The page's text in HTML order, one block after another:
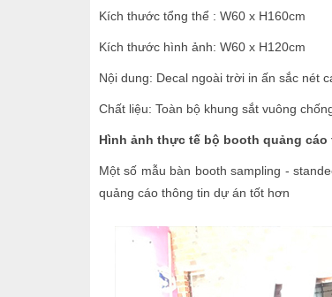
Kích thước tổng thể : W60 x H160cm
Kích thước hình ảnh: W60 x H120cm
Nội dung: Decal ngoài trời in ấn sắc nét
Chất liệu: Toàn bộ khung sắt vuông
Hình ảnh thực tế bộ booth quảng
Một số mẫu bàn booth sampling -
quảng cáo thông tin dự án tốt hơn